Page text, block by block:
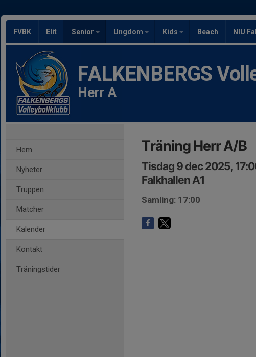
FVBK Elit Senior Ungdom Kids Beach NIU
FALKENBERGS
Herr A
Hem
Nyheter
Truppen
Matcher
Kalender
Kontakt
Träningstider
Träning Herr A/B
Tisdag 9 dec 2025,
Falkhallen A1
Samling: 17:00